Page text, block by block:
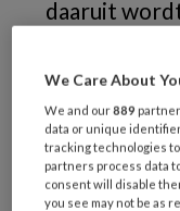
daaruit
eerste
vroeg al zou
We Care About
We and our889
data or unique
tracking technologies
partners process data
consent will disable
you see may not be as